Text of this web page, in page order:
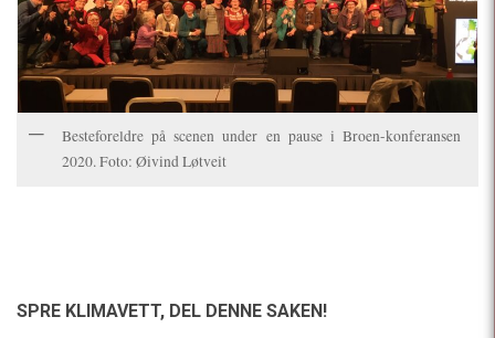
Besteforeldre på scenen under en pause i Broen-konferansen
2020. Foto: Øivind Løtveit
SPRE KLIMAVETT, DEL DENNE SAKEN!